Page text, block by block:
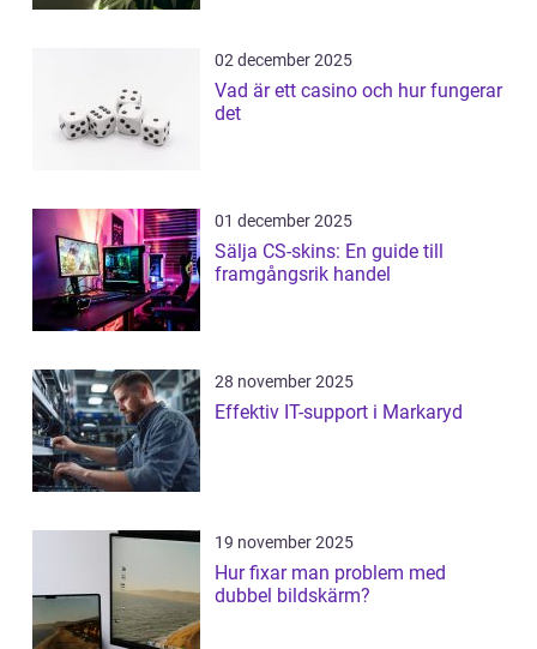
02 december 2025
Vad är ett casino och hur fungerar
det
01 december 2025
Sälja CS-skins: En guide till
framgångsrik handel
28 november 2025
Effektiv IT-support i Markaryd
19 november 2025
Hur fixar man problem med
dubbel bildskärm?